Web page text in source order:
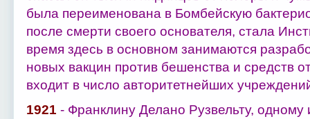
была переименована в Бомбейскую
после смерти своего основателя, стала
время здесь в основном занимаются
новых вакцин против бешенства и средств
входит в число авторитетнейших
1921 - Франклину Делано Рузвельту, одному